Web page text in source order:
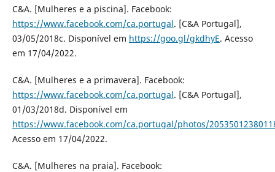
C&A. [Mulheres e a piscina]. Facebook:
https://www.facebook.com/ca.portugal. [C&A Portugal],
03/05/2018c. Disponível em https://goo.gl/gkdhyE. Acesso
em 17/04/2022.
C&A. [Mulheres e a primavera]. Facebook:
https://www.facebook.com/ca.portugal. [C&A Portugal],
01/03/2018d. Disponível em
https://www.facebook.com/ca.portugal/photos/
Acesso em 17/04/2022.
C&A. [Mulheres na praia]. Facebook: